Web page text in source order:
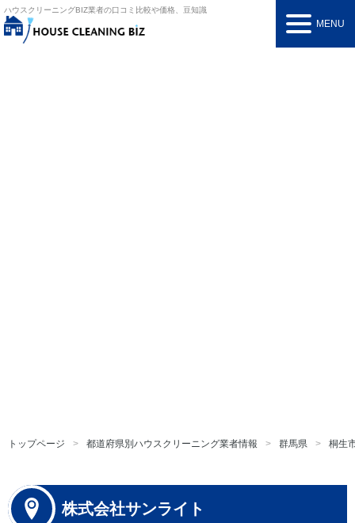
ハウスクリーニングBIZ業者の口コミ比較や価格、豆知識
MENU
トップページ 都道府県別ハウスクリーニング業者情報 群馬県 桐生
株式会社サンライト